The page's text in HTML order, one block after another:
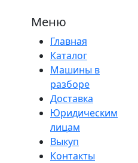
Меню
Главная
Каталог
Машины в
разборе
Доставка
Юридическим
лицам
Выкуп
Контакты